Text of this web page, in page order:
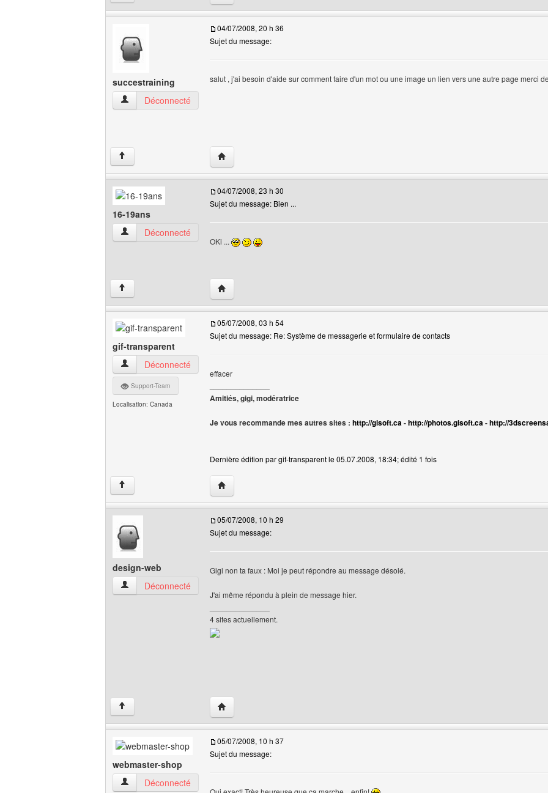
succestraining
succestraining Voir le profil de l'utilisateur
Déconnecté
04/07/2008, 20 h 36
Sujet du message:
salut , j'ai besoin d'aide sur comment faire d'un mot ou une image un lien vers une autre page merci
↑ Visiter le site web de l'utilisateur: succestraining
16-19ans
16-19ans Voir le profil de l'utilisateur
Déconnecté
04/07/2008, 23 h 30
Sujet du message: Bien ...
OKi ...
↑ Visiter le site web de l'utilisateur: 16-19ans
gif-transparent
gif-transparent Voir le profil de l'utilisateur
Déconnecté
Support-Team
Localisation: Canada
05/07/2008, 03 h 54
Sujet du message: Re: Système de messagerie et formulaire de contacts
effacer
Amitiés, gigi, modératrice
Je vous recommande mes autres sites : http://gisoft.ca-http://photos.gisoft.ca-http://
Dernière édition par gif-transparent le 05.07.2008, 18:34; édité 1 fois
↑ Visiter le site web de l'utilisateur: gif-transparent
design-web
design-web Voir le profil de l'utilisateur
Déconnecté
05/07/2008, 10 h 29
Sujet du message:
Gigi non ta faux : Moi je peut répondre au message désolé.
J'ai même répondu à plein de message hier.
4 sites actuellement.
↑ Visiter le site web de l'utilisateur: design-web
webmaster-shop
webmaster-shop Voir le profil de l'utilisateur
Déconnecté
05/07/2008, 10 h 37
Sujet du message: